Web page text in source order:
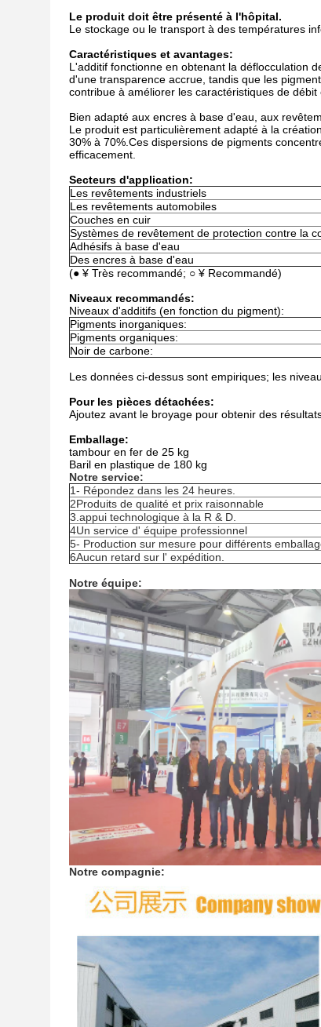
Le produit doit être présenté à l'hôpital.
Le stockage ou le transport à des températures
Caractéristiques et avantages:
L'additif fonctionne en obtenant la déflocculation
d'une transparence accrue, tandis que les
contribue à améliorer les caractéristiques de
Bien adapté aux encres à base d'eau, aux
Le produit est particulièrement adapté à la
30% à 70%.Ces dispersions de pigments
efficacement.
Secteurs d'application:
Les revêtements industriels
Les revêtements automobiles
Couches en cuir
Systèmes de revêtement de protection contre la
Adhésifs à base d'eau
Des encres à base d'eau
(● ¥ Très recommandé; ○ ¥ Recommandé)
Niveaux recommandés:
Niveaux d'additifs (en fonction du pigment):
Pigments inorganiques:
Pigments organiques:
Noir de carbone:
Les données ci-dessus sont empiriques; les
Pour les pièces détachées:
Ajoutez avant le broyage pour obtenir des
Emballage:
tambour en fer de 25 kg
Baril en plastique de 180 kg
Notre service:
1- Répondez dans les 24 heures.
2Produits de qualité et prix raisonnable
3.appui technologique à la R & D.
4Un service d' équipe professionnel
5- Production sur mesure pour différents
6Aucun retard sur l' expédition.
Notre équipe:
Notre compagnie: